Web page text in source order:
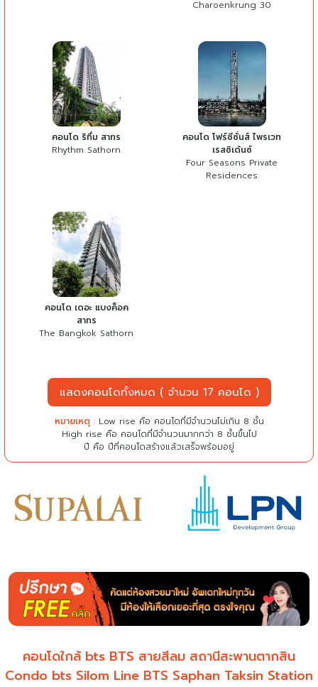
Charoenkrung 30
คอนโด ริทึ่ม สาทร
Rhythm Sathorn
คอนโด โฟร์ซีซั่นส์ ไพรเวท
เรสซิเด้นซ์
Four Seasons Private
Residences
คอนโด เดอะ แบงค็อค
สาทร
The Bangkok Sathorn
แสดงคอนโดทั้งหมด ( จำนวน 17 คอนโด )
หมายเหตุ : Low rise คือ คอนโดที่มีจำนวนไม่เกิน 8 ชั้น
High rise คือ คอนโดที่มีจำนวนมากกว่า 8 ชั้นขึ้นไป
ปี คือ ปีที่คอนโดสร้างแล้วเสร็จพร้อมอยู่
คอนโดใกล้ bts BTS สายสีลม สถานีสะพานตากสิน
Condo bts Silom Line BTS Saphan Taksin Station